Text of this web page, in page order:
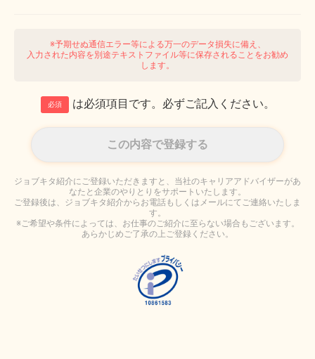
※予期せぬ通信エラー等による万一のデータ損失に備え、
入力された内容を別途テキストファイル等に保存されることをお勧め
します。
必須 は必須項目です。必ずご記入ください。
ジョブキタ紹介にご登録いただきますと、当社のキャリアアドバイザーがあ
なたと企業のやりとりをサポートいたします。
ご登録後は、ジョブキタ紹介からお電話もしくはメールにてご連絡いたしま
す。
※ご希望や条件によっては、お仕事のご紹介に至らない場合もございます。
あらかじめご了承の上ご登録ください。